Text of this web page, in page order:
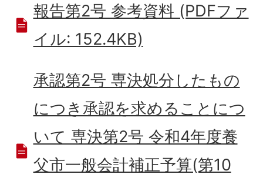
報告第2号 参考資料 (PDFファ
イル: 152.4KB)
承認第2号 専決処分したもの
につき承認を求めることにつ
いて 専決第2号 令和4年度養
父市一般会計補正予算(第10